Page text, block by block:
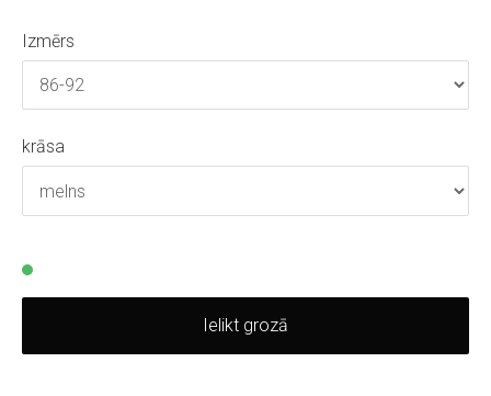
Izmērs
krāsa
Ielikt grozā